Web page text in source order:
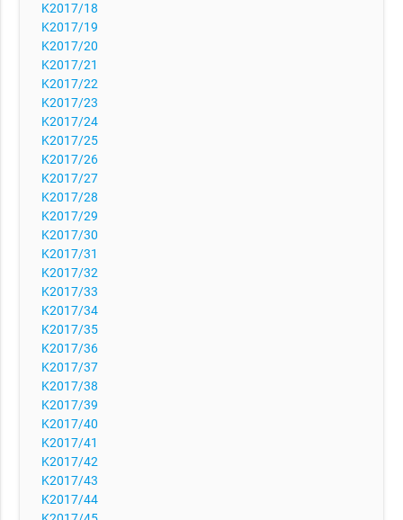
K2017/18
K2017/19
K2017/20
K2017/21
K2017/22
K2017/23
K2017/24
K2017/25
K2017/26
K2017/27
K2017/28
K2017/29
K2017/30
K2017/31
K2017/32
K2017/33
K2017/34
K2017/35
K2017/36
K2017/37
K2017/38
K2017/39
K2017/40
K2017/41
K2017/42
K2017/43
K2017/44